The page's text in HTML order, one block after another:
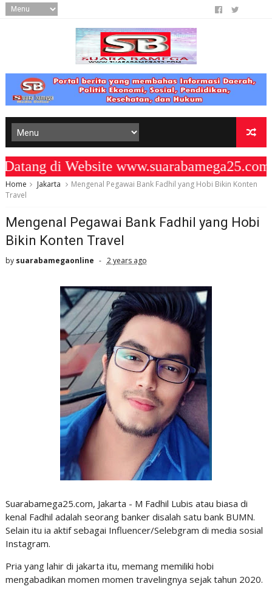
di Website www.suarabamega25.com
Home Jakarta
Mengenal Pegawai Bank Fadhil yang Hobi Bikin Konten
Travel
Mengenal Pegawai Bank Fadhil yang Hobi
Bikin Konten Travel
by suarabamegaonline 2 years ago
Suarabamega25.com, Jakarta - M Fadhil Lubis atau biasa di
kenal Fadhil adalah seorang banker disalah satu bank BUMN.
Selain itu ia aktif sebagai Influencer/Selebgram di media sosial
Instagram.
Pria yang lahir di jakarta itu, memang memiliki hobi
mengabadikan momen momen travelingnya sejak tahun 2020.